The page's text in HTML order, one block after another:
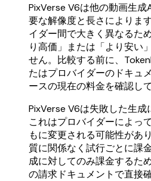
PixVerse V6は他の動画生
要な解像度と長さによりま
イダー間で大きく異なるた
り高価」または「より安い
せん。比較する前に、
たはプロバイダーのドキュ
ースの現在の料金を確認し
PixVerse V6は失敗した生成
これはプロバイダーによっ
もに変更される可能性があ
質に関係なく試行ごとに課
成に対してのみ課金するた
の請求ドキュメントで直接